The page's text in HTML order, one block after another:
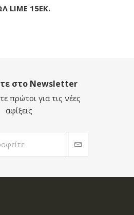
LIME 15ΕΚ.
στο Newsletter
πρώτοι για τις νέες
αφίξεις